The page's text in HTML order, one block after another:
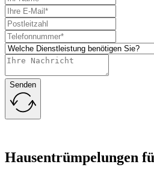
Senden
Hausentrümpelungen